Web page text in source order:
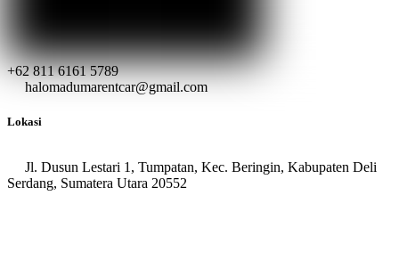
+62 811 6161 5789
halomadumarentcar@gmail.com
Lokasi
Jl. Dusun Lestari 1, Tumpatan, Kec. Beringin, Kabupaten Deli
Serdang, Sumatera Utara 20552